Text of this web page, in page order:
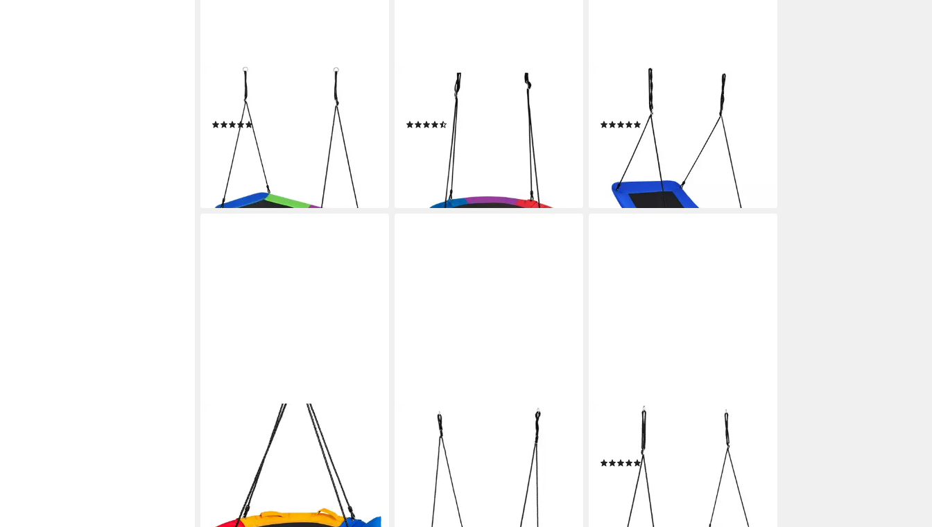
COSTWAY
Nestschaukel, 100-180cm
verstellbares Seil, 320kg, 150x80cm
84,99 € UVP
-35%
lieferbar - in 3-4 Werktagen bei dir
Nestschaukel, mit Hängegurte, φ
100cm, bis 150 kg
(7)
UVP
lieferbar - in 3-4 Werktagen bei dir
Nestschaukel Hängeschaukel, 81 x
152cm, mit verstellbaren Seilen
(5)
UVP
lieferbar - in 3-4 Werktagen bei dir
Nestschaukel, (1-tlg), Kinderschaukel,
Hängeschaukel mit Kissen,
höhenverstellbar
UVP
lieferbar - in 3-4 Werktagen bei dir
COSTWAY
Nestschaukel, (1-tlg), Kinderschaukel
mit Lichtern, Hängeschaukel oval
54,99 €
UVP
lieferbar - in 3-4 Werktagen bei dir
COSTWAY
Nestschaukel, 100-180cm
verstellbares Seil, 320kg, 150x80cm
(2)
UVP
lieferbar - in 3-4 Werktagen bei dir